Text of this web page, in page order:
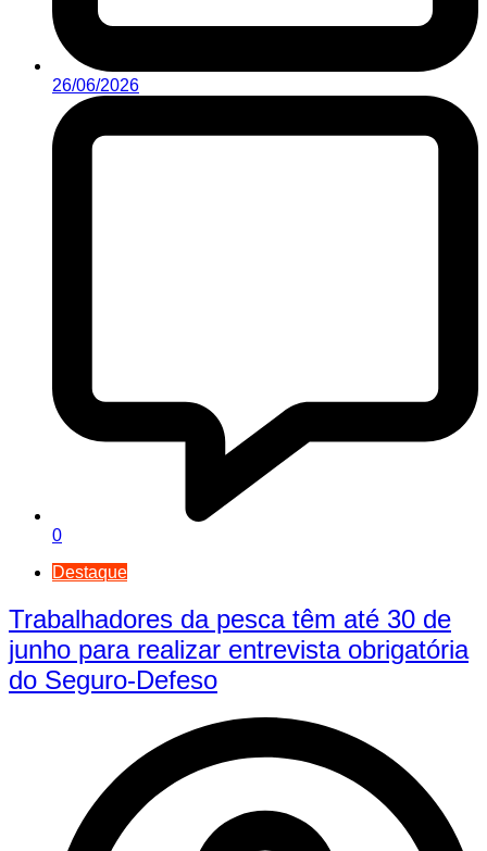
26/06/2026
0
Destaque
Trabalhadores da pesca têm até 30 de
junho para realizar entrevista obrigatória
do Seguro-Defeso